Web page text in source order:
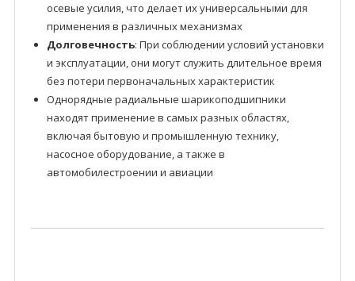
осевые усилия, что делает их универсальными для
применения в различных механизмах
Долговечность: При соблюдении условий установки
и эксплуатации, они могут служить длительное время
без потери первоначальных характеристик
Однорядные радиальные шарикоподшипники
находят применение в самых разных областях,
включая бытовую и промышленную технику,
насосное оборудование, а также в
автомобилестроении и авиации